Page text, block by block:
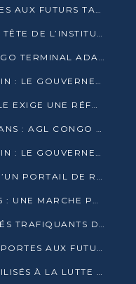
AGL CONGO OUVRE SES PORTES AUX FUTURS TALENTS DE LA LOGISTIQUE
ÉTIENNE PAKA CONFIRMÉ À LA TÊTE DE L’INSTITUT GÉOGRAPHIQUE NATIONAL
PORT DE POINTE-NOIRE : CONGO TERMINAL ADAPTE SON DRAGAGE AUX SABLES BITUMINEUX
JOURNÉE DE L’ENFANT AFRICAIN : LE GOUVERNEMENT RÉAFFIRME SON ENGAGEMENT POUR L’ACCÈS À L’EAU ET À L’ASSAINISSEMENT
FMI–CONGO : LA SOCIÉTÉ CIVILE EXIGE UNE RÉFORME DE LA FISCALITÉ PÉTROLIÈRE
JOURNÉE MONDIALE DES OCÉANS : AGL CONGO MOBILISE SES COLLABORATEURS POUR LA PRÉSERVATION DE LA BIODIVERSITÉ MARINE
JOURNÉE DE L’ENFANT AFRICAIN : LE GOUVERNEMENT MOBILISÉ POUR L’HYGIÈNE DANS LES ORPHELINATS
LCDE DÉMENT L’OUVERTURE D’UN PORTAIL DE RECRUTEMENT ET APPELLE À LA VIGILANCE
TRAVERSÉE DU MAYOMBE 2026 : UNE MARCHE POUR SENSIBILISER ET DÉPISTER AU DIABÈTE
BRACONNAGE : DEUX PRÉSUMÉS TRAFIQUANTS D’HIPPOPOTAME ÉCROUÉS À BRAZZAVILLE
CONGO TERMINAL OUVRE SES PORTES AUX FUTURS INGÉNIEURS DE L’UCAC-ICAM
PLUS DE 700 SALARIÉS SENSIBILISÉS À LA LUTTE CONTRE LA TUBERCULOSE À CONGO TERMINAL